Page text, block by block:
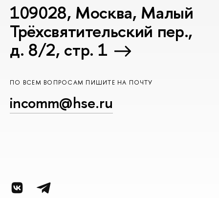
109028, Москва, Малый
Трёхсвятительский пер.,
д. 8/2, стр. 1
ПО ВСЕМ ВОПРОСАМ ПИШИТЕ НА ПОЧТУ
incomm@hse.ru